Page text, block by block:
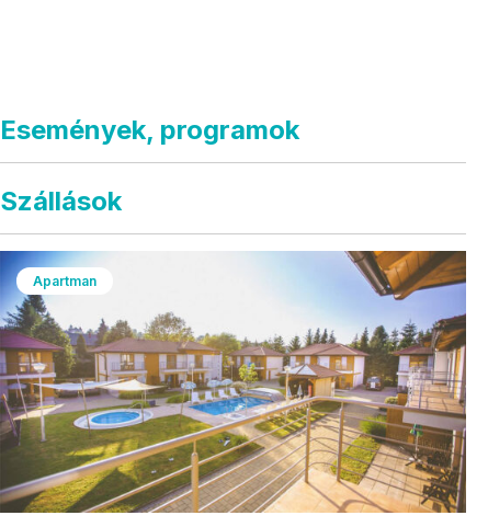
Események, programok
Szállások
Apartman